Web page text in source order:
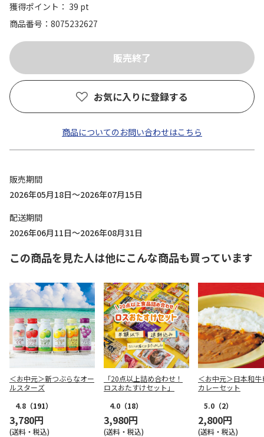
獲得ポイント： 39 pt
商品番号
8075232627
お気に入りに登録する
商品についてのお問い合わせはこちら
販売期間
2026年05月18日～2026年07月15日
配送期間
2026年06月11日～2026年08月31日
この商品を見た人は他にこんな商品も買っています
＜お中元＞新つぶらなオー
ルスターズ
4.8 （191）
3,780円
(送料・税込)
「20点以上詰め合わせ！
ロスおたすけセット」
4.0 （18）
3,980円
(送料・税込)
＜お中元＞日本和牛
カレーセット
5.0 （2）
2,800円
(送料・税込)